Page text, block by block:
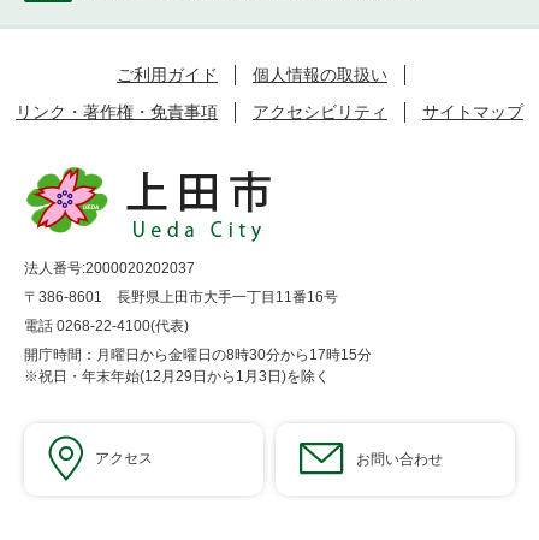
ご利用ガイド
個人情報の取扱い
リンク・著作権・免責事項
アクセシビリティ サイトマップ
法人番号:2000020202037
〒386-8601 長野県上田市大手一丁目11番16号
電話 0268-22-4100(代表)
開庁時間：月曜日から金曜日の8時30分から17時15分
※祝日・年末年始(12月29日から1月3日)を除く
アクセス お問い合わせ